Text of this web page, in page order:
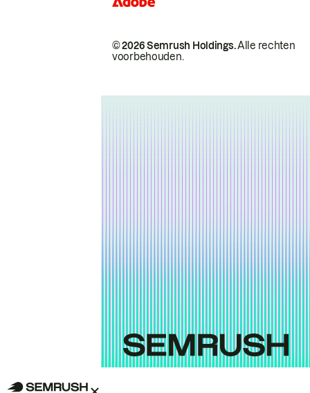
© 2026 Semrush Holdings.Alle rechten
voorbehouden.